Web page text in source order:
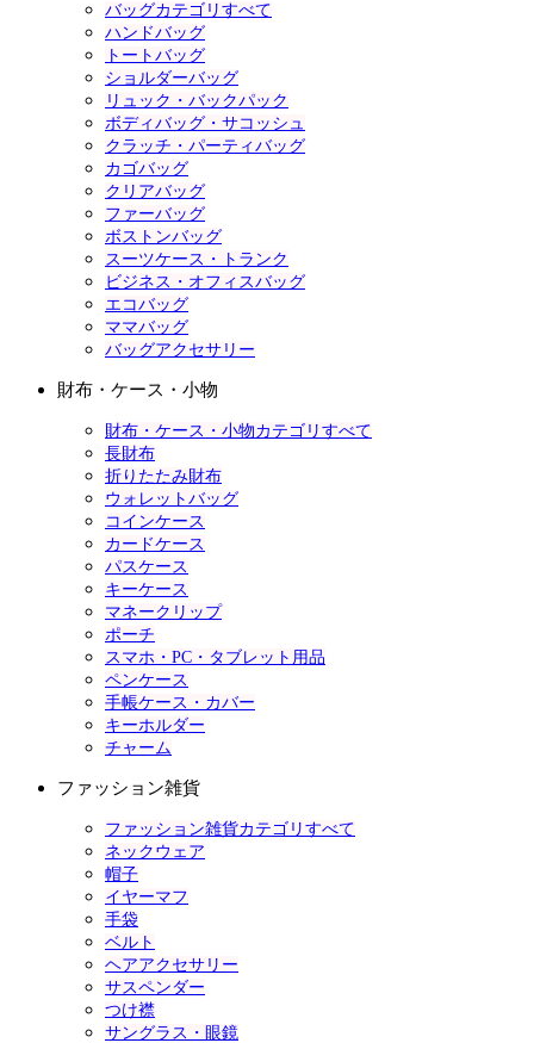
バッグカテゴリすべて
ハンドバッグ
トートバッグ
ショルダーバッグ
リュック・バックパック
ボディバッグ・サコッシュ
クラッチ・パーティバッグ
カゴバッグ
クリアバッグ
ファーバッグ
ボストンバッグ
スーツケース・トランク
ビジネス・オフィスバッグ
エコバッグ
ママバッグ
バッグアクセサリー
財布・ケース・小物
財布・ケース・小物カテゴリすべて
長財布
折りたたみ財布
ウォレットバッグ
コインケース
カードケース
パスケース
キーケース
マネークリップ
ポーチ
スマホ・PC・タブレット用品
ペンケース
手帳ケース・カバー
キーホルダー
チャーム
ファッション雑貨
ファッション雑貨カテゴリすべて
ネックウェア
帽子
イヤーマフ
手袋
ベルト
ヘアアクセサリー
サスペンダー
つけ襟
サングラス・眼鏡